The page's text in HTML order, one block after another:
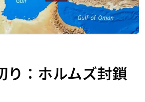
り：ホルムズ封鎖